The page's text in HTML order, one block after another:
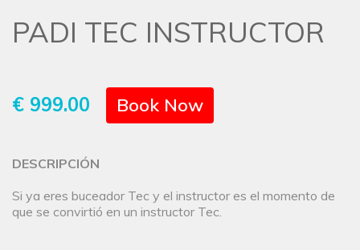
PADI TEC INSTRUCTOR
€ 999.00 Book Now
DESCRIPCIÓN
Si ya eres buceador Tec y el instructor es el momento de
que se convirtió en un instructor Tec.